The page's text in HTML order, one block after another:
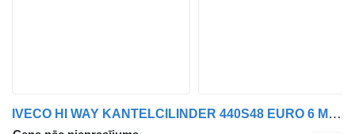
IVECO HI WAY KANTELCILINDER 440S48 EURO 6 MODEL 2018 500370651 hidrocilindrs paredzēts kravas automašīnas